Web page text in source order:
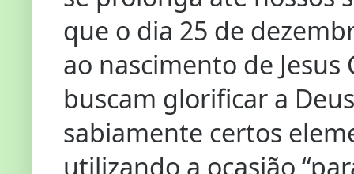
que o dia 25 de
ao nascimento de
buscam glorificar a
sabiamente certos
utilizando a ocasião